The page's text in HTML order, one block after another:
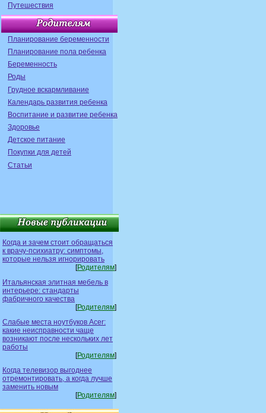
Путешествия
Планирование беременности
Планирование пола ребенка
Беременность
Роды
Грудное вскармливание
Календарь развития ребенка
Воспитание и развитие ребенка
Здоровье
Детское питание
Покупки для детей
Статьи
Когда и зачем стоит обращаться
к врачу-психиатру: симптомы,
которые нельзя игнорировать
[Родителям]
Итальянская элитная мебель в
интерьере: стандарты
фабричного качества
[Родителям]
Слабые места ноутбуков Acer:
какие неисправности чаще
возникают после нескольких лет
работы
[Родителям]
Когда телевизор выгоднее
отремонтировать, а когда лучше
заменить новым
[Родителям]